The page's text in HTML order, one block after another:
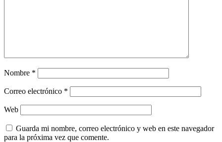
Nombre *
Correo electrónico *
Web
Guarda mi nombre, correo electrónico y web en este navegador
para la próxima vez que comente.